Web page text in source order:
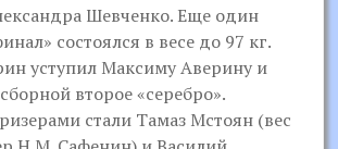
Шевченко. Еще один
состоялся в весе до 97 кг.
уступил Максиму Аверину и
второе «серебро».
стали Тамаз Мстоян (вес